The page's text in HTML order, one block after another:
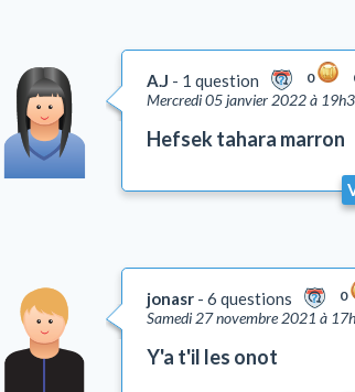
A.J 1 question 0
Mercredi 05 janvier 2022 à
Hefsek tahara marron
jonasr 6 questions 0
Samedi 27 novembre 2021 à
Y'a t'il les onot